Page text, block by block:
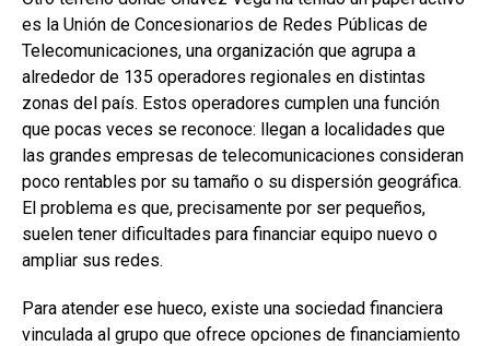
es la Unión de Concesionarios de Redes Públicas de
Telecomunicaciones, una organización que agrupa a
alrededor de 135 operadores regionales en distintas
zonas del país. Estos operadores cumplen una función
que pocas veces se reconoce: llegan a localidades que
las grandes empresas de telecomunicaciones consideran
poco rentables por su tamaño o su dispersión geográfica.
El problema es que, precisamente por ser pequeños,
suelen tener dificultades para financiar equipo nuevo o
ampliar sus redes.
Para atender ese hueco, existe una sociedad financiera
vinculada al grupo que ofrece opciones de financiamiento